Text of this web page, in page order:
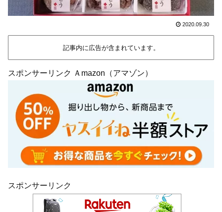
2020.09.30
記事内に広告が含まれています。
スポンサーリンク Ａmazon（アマゾン）
スポンサーリンク